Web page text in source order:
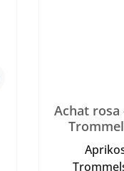
Achat rosa